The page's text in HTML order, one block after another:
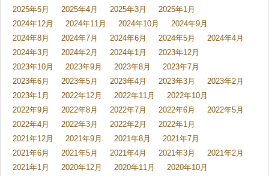
2025年5月
2025年4月 2025年3月
2025年1月
2024年12月
2024年11月 2024年10月
2024年9月
2024年8月
2024年7月 2024年6月 2024年5月
2024年4月
2024年3月
2024年2月 2024年1月
2023年12月
2023年10月
2023年9月 2023年8月
2023年7月
2023年6月
2023年5月 2023年4月 2023年3月
2023年2月
2023年1月
2022年12月 2022年11月
2022年10月
2022年9月
2022年8月 2022年7月 2022年6月
2022年5月
2022年4月
2022年3月 2022年2月
2022年1月
2021年12月
2021年9月 2021年8月
2021年7月
2021年6月
2021年5月 2021年4月 2021年3月
2021年2月
2021年1月
2020年12月 2020年11月
2020年10月